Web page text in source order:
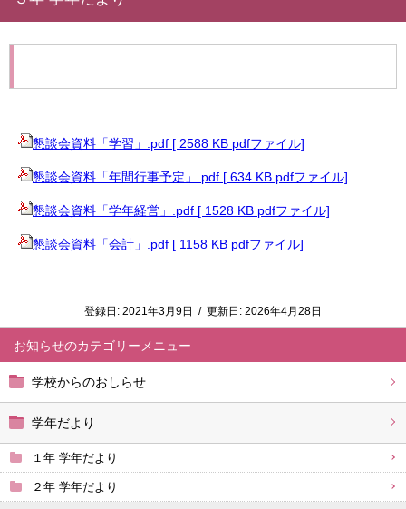
お知らせ
学校からのおしらせ
学年だより
１年 学年だより
２年 学年だより
懇談会資料「学習」.pdf [ 2588 KB pdfファイル]
懇談会資料「年間行事予定」.pdf [ 634 KB pdfファイル]
懇談会資料「学年経営」.pdf [ 1528 KB pdfファイル]
懇談会資料「会計」.pdf [ 1158 KB pdfファイル]
登録日: 2021年3月9日 / 更新日: 2026年4月28日